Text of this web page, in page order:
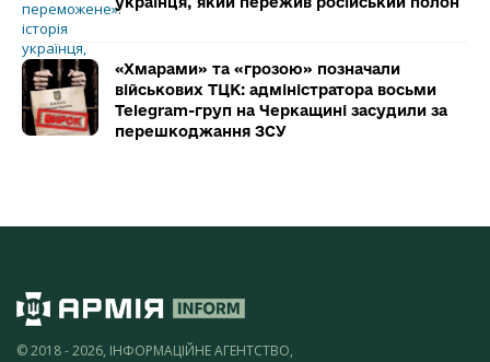
«Хмарами» та «грозою» позначали
військових ТЦК: адміністратора восьми
Telegram-груп на Черкащині засудили за
перешкоджання ЗСУ
© 2018 - 2026, ІНФОРМАЦІЙНЕ АГЕНТСТВО,